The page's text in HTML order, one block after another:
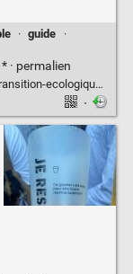
· guide
·
· permalien
bouture-la-boussole-ecologique-de-la-culture
·